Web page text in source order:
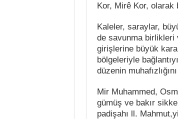
Kor, Mirê Kor, olarak
Kaleler, saraylar,
de savunma birlikleri
girişlerine büyük
bölgeleriyle
düzenin
Mir Muhammed,
gümüş ve bakır
padişahı ll.